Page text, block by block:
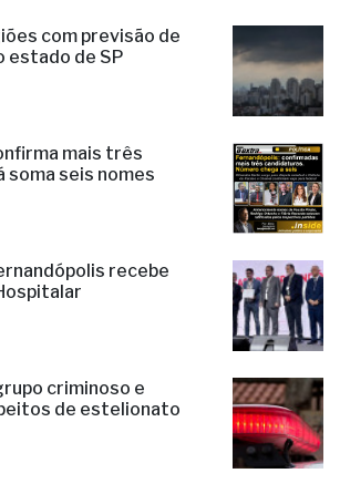
com previsão de
de SP
mais três
soma seis nomes
recebe
criminoso e
de estelionato